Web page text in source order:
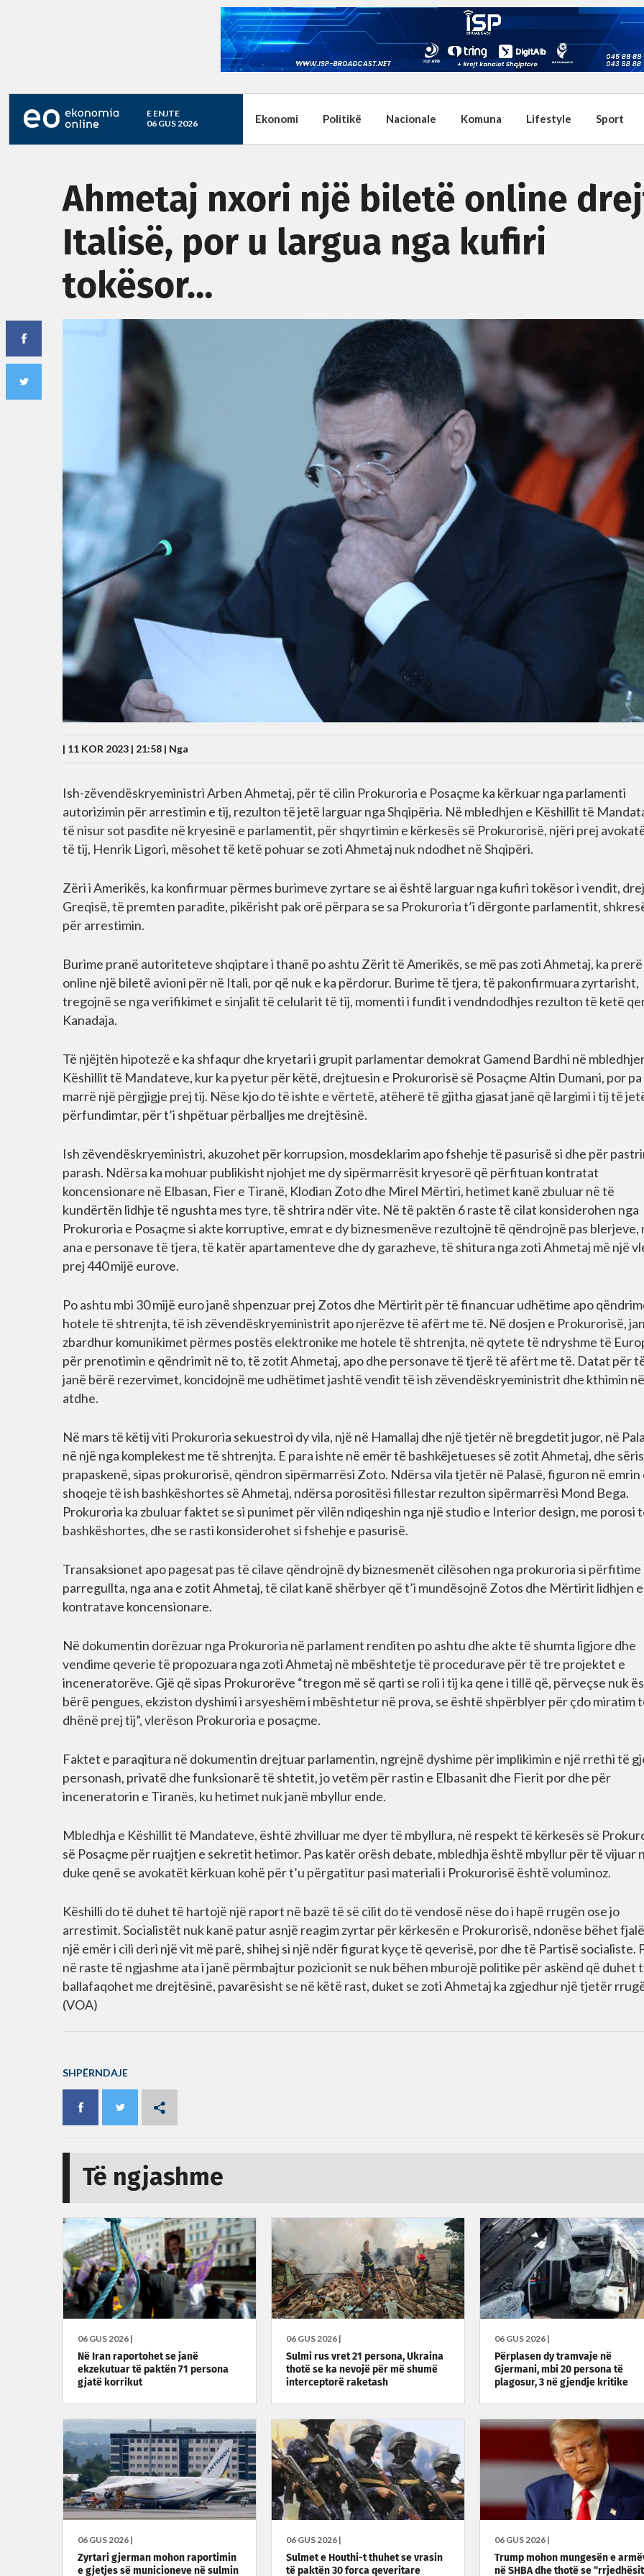
E ENJTE
06 GUS 2026
Ekonomi Politikë Nacionale Komuna Lifestyle Sport
Ahmetaj nxori një biletë online
Italisë, por u largua nga kufiri
tokësor…
| 11 KOR 2023 | 21:58 | Nga
Ish-zëvendëskryeministri Arben Ahmetaj, për të cilin Prokuroria e Posaçme ka kërkuar nga parlamenti
autorizimin për arrestimin e tij, rezulton të jetë larguar nga Shqipëria. Në mbledhjen e Këshillit të
të nisur sot pasdite në kryesinë e parlamentit, për shqyrtimin e kërkesës së Prokurorisë, njëri prej
të tij, Henrik Ligori, mësohet të ketë pohuar se zoti Ahmetaj nuk ndodhet në Shqipëri.
Zëri i Amerikës, ka konfirmuar përmes burimeve zyrtare se ai është larguar nga kufiri tokësor i vendit,
Greqisë, të premten paradite, pikërisht pak orë përpara se sa Prokuroria t’i dërgonte parlamentit,
për arrestimin.
Burime pranë autoriteteve shqiptare i thanë po ashtu Zërit të Amerikës, se më pas zoti Ahmetaj, ka prerë
online një biletë avioni për në Itali, por që nuk e ka përdorur. Burime të tjera, të pakonfirmuara zyrtarisht,
tregojnë se nga verifikimet e sinjalit të celularit të tij, momenti i fundit i vendndodhjes rezulton të ketë
Kanadaja.
Të njëjtën hipotezë e ka shfaqur dhe kryetari i grupit parlamentar demokrat Gamend Bardhi në
Këshillit të Mandateve, kur ka pyetur për këtë, drejtuesin e Prokurorisë së Posaçme Altin Dumani, por pa
marrë një përgjigje prej tij. Nëse kjo do të ishte e vërtetë, atëherë të gjitha gjasat janë që largimi i tij të
përfundimtar, për t’i shpëtuar përballjes me drejtësinë.
Ish zëvendëskryeministri, akuzohet për korrupsion, mosdeklarim apo fshehje të pasurisë si dhe për
parash. Ndërsa ka mohuar publikisht njohjet me dy sipërmarrësit kryesorë që përfituan kontratat
koncensionare në Elbasan, Fier e Tiranë, Klodian Zoto dhe Mirel Mërtiri, hetimet kanë zbuluar në të
kundërtën lidhje të ngushta mes tyre, të shtrira ndër vite. Në të paktën 6 raste të cilat konsiderohen nga
Prokuroria e Posaçme si akte korruptive, emrat e dy biznesmenëve rezultojnë të qëndrojnë pas blerjeve,
ana e personave të tjera, të katër apartamenteve dhe dy garazheve, të shitura nga zoti Ahmetaj më një
prej 440 mijë eurove.
Po ashtu mbi 30 mijë euro janë shpenzuar prej Zotos dhe Mërtirit për të financuar udhëtime apo
hotele të shtrenjta, të ish zëvendëskryeministrit apo njerëzve të afërt me të. Në dosjen e Prokurorisë,
zbardhur komunikimet përmes postës elektronike me hotele të shtrenjta, në qytete të ndryshme të
për prenotimin e qëndrimit në to, të zotit Ahmetaj, apo dhe personave të tjerë të afërt me të. Datat për
janë bërë rezervimet, koncidojnë me udhëtimet jashtë vendit të ish zëvendëskryeministrit dhe kthimin në
atdhe.
Në mars të këtij viti Prokuroria sekuestroi dy vila, një në Hamallaj dhe një tjetër në bregdetit jugor, në
në një nga komplekest me të shtrenjta. E para ishte në emër të bashkëjetueses së zotit Ahmetaj, dhe
prapaskenë, sipas prokurorisë, qëndron sipërmarrësi Zoto. Ndërsa vila tjetër në Palasë, figuron në emrin
shoqeje të ish bashkëshortes së Ahmetaj, ndërsa porositësi fillestar rezulton sipërmarrësi Mond Bega.
Prokuroria ka zbuluar faktet se si punimet për vilën ndiqeshin nga një studio e Interior design, me porosi
bashkëshortes, dhe se rasti konsiderohet si fshehje e pasurisë.
Transaksionet apo pagesat pas të cilave qëndrojnë dy biznesmenët cilësohen nga prokuroria si përfitime
parregullta, nga ana e zotit Ahmetaj, të cilat kanë shërbyer që t’i mundësojnë Zotos dhe Mërtirit lidhjen e
kontratave koncensionare.
Në dokumentin dorëzuar nga Prokuroria në parlament renditen po ashtu dhe akte të shumta ligjore dhe
vendime qeverie të propozuara nga zoti Ahmetaj në mbështetje të procedurave për të tre projektet e
inceneratorëve. Gjë që sipas Prokurorëve “tregon më së qarti se roli i tij ka qene i tillë që, përveçse nuk
bërë pengues, ekziston dyshimi i arsyeshëm i mbështetur në prova, se është shpërblyer për çdo miratim
dhënë prej tij”, vlerëson Prokuroria e posaçme.
Faktet e paraqitura në dokumentin drejtuar parlamentin, ngrejnë dyshime për implikimin e një rrethi të
personash, privatë dhe funksionarë të shtetit, jo vetëm për rastin e Elbasanit dhe Fierit por dhe për
inceneratorin e Tiranës, ku hetimet nuk janë mbyllur ende.
Mbledhja e Këshillit të Mandateve, është zhvilluar me dyer të mbyllura, në respekt të kërkesës së
së Posaçme për ruajtjen e sekretit hetimor. Pas katër orësh debate, mbledhja është mbyllur për të vijuar
duke qenë se avokatët kërkuan kohë për t’u përgatitur pasi materiali i Prokurorisë është voluminoz.
Këshilli do të duhet të hartojë një raport në bazë të së cilit do të vendosë nëse do i hapë rrugën ose jo
arrestimit. Socialistët nuk kanë patur asnjë reagim zyrtar për kërkesën e Prokurorisë, ndonëse bëhet
një emër i cili deri një vit më parë, shihej si një ndër figurat kyçe të qeverisë, por dhe të Partisë socialiste.
në raste të ngjashme ata i janë përmbajtur pozicionit se nuk bëhen mburojë politike për askënd që duhet
ballafaqohet me drejtësinë, pavarësisht se në këtë rast, duket se zoti Ahmetaj ka zgjedhur një tjetër
(VOA)
SHPËRNDAJE
Të ngjashme
06 GUS 2026 |
Në Iran raportohet se janë
ekzekutuar të paktën 71 persona
gjatë korrikut
06 GUS 2026 |
Sulmi rus vret 21 persona, Ukraina
thotë se ka nevojë për më shumë
interceptorë raketash
06 GUS 2026 |
Përplasen dy tramvaje në
Gjermani, mbi 20 persona të
plagosur, 3 në gjendje kritike
06 GUS 2026 |
Zyrtari gjerman mohon raportimin
e gjetjes së municioneve në sulmin
06 GUS 2026 |
Sulmet e Houthi-t thuhet se vrasin
të paktën 30 forca qeveritare
06 GUS 2026 |
Trump mohon mungesën e
në SHBA dhe thotë se